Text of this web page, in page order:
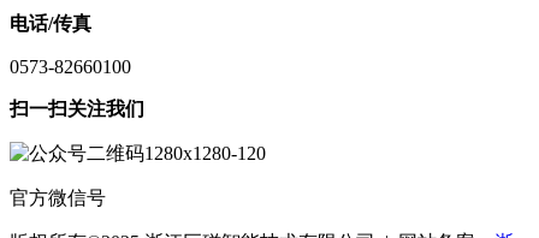
电话/传真
0573-82660100
扫一扫关注我们
官方微信号